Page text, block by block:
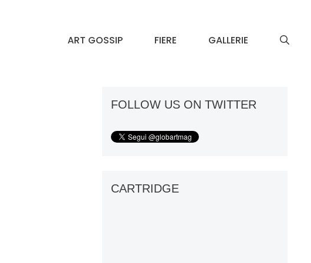
ART GOSSIP FIERE GALLERIE
FOLLOW US ON TWITTER
CARTRIDGE